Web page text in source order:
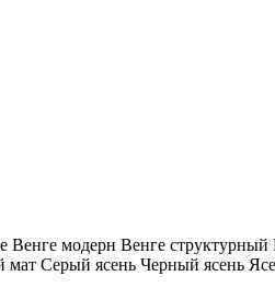
Венге модерн Венге структурный
мат Серый ясень Черный ясень